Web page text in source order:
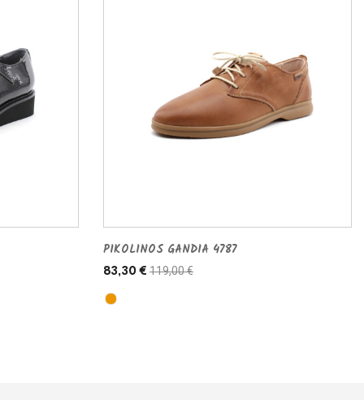
PIKOLINOS GANDIA 4787
83,30 € 119,00 €